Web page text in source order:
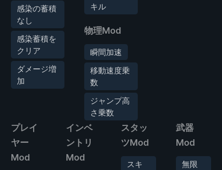
感染の蓄積
なし
感染蓄積を
クリア
ダメージ増
加
キル
物理Mod
瞬間加速
移動速度乗
数
ジャンプ高
さ乗数
プレイ
ヤー
Mod
インベ
ントリ
Mod
スタッ
ツMod
スキ
武器
Mod
無限